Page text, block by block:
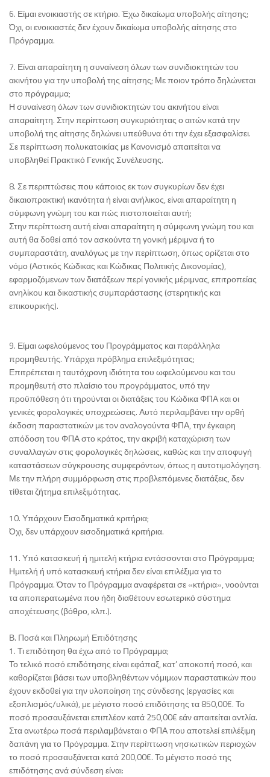
6. Είμαι ενοικιαστής σε κτήριο. Έχω δικαίωμα υποβολής αίτησης;
Όχι, οι ενοικιαστές δεν έχουν δικαίωμα υποβολής αίτησης στο
Πρόγραμμα.
7. Είναι απαραίτητη η συναίνεση όλων των συνιδιοκτητών του
ακινήτου για την υποβολή της αίτησης; Με ποιον τρόπο δηλώνεται
στο πρόγραμμα;
Η συναίνεση όλων των συνιδιοκτητών του ακινήτου είναι
απαραίτητη. Στην περίπτωση συγκυριότητας ο αιτών κατά την
υποβολή της αίτησης δηλώνει υπεύθυνα ότι την έχει εξασφαλίσει.
Σε περίπτωση πολυκατοικίας με Κανονισμό απαιτείται να
υποβληθεί Πρακτικό Γενικής Συνέλευσης.
8. Σε περιπτώσεις που κάποιος εκ των συγκυρίων δεν έχει
δικαιοπρακτική ικανότητα ή είναι ανήλικος, είναι απαραίτητη η
σύμφωνη γνώμη του και πώς πιστοποιείται αυτή;
Στην περίπτωση αυτή είναι απαραίτητη η σύμφωνη γνώμη του και
αυτή θα δοθεί από τον ασκούντα τη γονική μέριμνα ή το
συμπαραστάτη, αναλόγως με την περίπτωση, όπως ορίζεται στο
νόμο (Αστικός Κώδικας και Κώδικας Πολιτικής Δικονομίας),
εφαρμοζόμενων των διατάξεων περί γονικής μέριμνας, επιτροπείας
ανηλίκου και δικαστικής συμπαράστασης (στερητικής και
επικουρικής).
9. Είμαι ωφελούμενος του Προγράμματος και παράλληλα
προμηθευτής. Υπάρχει πρόβλημα επιλεξιμότητας;
Επιτρέπεται η ταυτόχρονη ιδιότητα του ωφελούμενου και του
προμηθευτή στο πλαίσιο του προγράμματος, υπό την
προϋπόθεση ότι τηρούνται οι διατάξεις του Κώδικα ΦΠΑ και οι
γενικές φορολογικές υποχρεώσεις. Αυτό περιλαμβάνει την ορθή
έκδοση παραστατικών με τον αναλογούντα ΦΠΑ, την έγκαιρη
απόδοση του ΦΠΑ στο κράτος, την ακριβή καταχώριση των
συναλλαγών στις φορολογικές δηλώσεις, καθώς και την αποφυγή
καταστάσεων σύγκρουσης συμφερόντων, όπως η αυτοτιμολόγηση.
Με την πλήρη συμμόρφωση στις προβλεπόμενες διατάξεις, δεν
τίθεται ζήτημα επιλεξιμότητας.
10. Υπάρχουν Εισοδηματικά κριτήρια;
Όχι, δεν υπάρχουν εισοδηματικά κριτήρια.
11. Υπό κατασκευή ή ημιτελή κτήρια εντάσσονται στο Πρόγραμμα;
Ημιτελή ή υπό κατασκευή κτήρια δεν είναι επιλέξιμα για το
Πρόγραμμα. Όταν το Πρόγραμμα αναφέρεται σε «κτήρια», νοούνται
τα αποπερατωμένα που ήδη διαθέτουν εσωτερικό σύστημα
αποχέτευσης (βόθρο, κλπ.).
Β. Ποσά και Πληρωμή Επιδότησης
1. Τι επιδότηση θα έχω από το Πρόγραμμα;
Το τελικό ποσό επιδότησης είναι εφάπαξ, κατ’ αποκοπή ποσό, και
καθορίζεται βάσει των υποβληθέντων νόμιμων παραστατικών που
έχουν εκδοθεί για την υλοποίηση της σύνδεσης (εργασίες και
εξοπλισμός/υλικά), με μέγιστο ποσό επιδότησης τα 850,00€. Το
ποσό προσαυξάνεται επιπλέον κατά 250,00€ εάν απαιτείται αντλία.
Στα ανωτέρω ποσά περιλαμβάνεται ο ΦΠΑ που αποτελεί επιλέξιμη
δαπάνη για το Πρόγραμμα. Στην περίπτωση νησιωτικών περιοχών
το ποσό προσαυξάνεται κατά 200,00€. Το μέγιστο ποσό της
επιδότησης ανά σύνδεση είναι: